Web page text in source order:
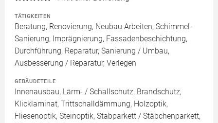
TÄTIGKEITEN
Beratung, Renovierung, Neubau Arbeiten, Schimmel-
Sanierung, Imprägnierung, Fassadenbeschichtung,
Durchführung, Reparatur, Sanierung / Umbau,
Ausbesserung / Reparatur, Verlegen
GEBÄUDETEILE
Innenausbau, Lärm- / Schallschutz, Brandschutz,
Klicklaminat, Trittschalldämmung, Holzoptik,
Fliesenoptik, Steinoptik, Stabparkett / Stäbchenparkett,